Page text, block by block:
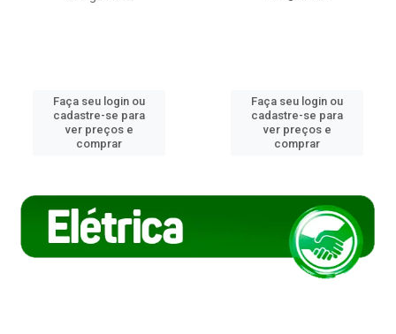
Faça seu login ou
cadastre-se para
ver preços e
comprar
Faça seu login ou
cadastre-se para
ver preços e
comprar